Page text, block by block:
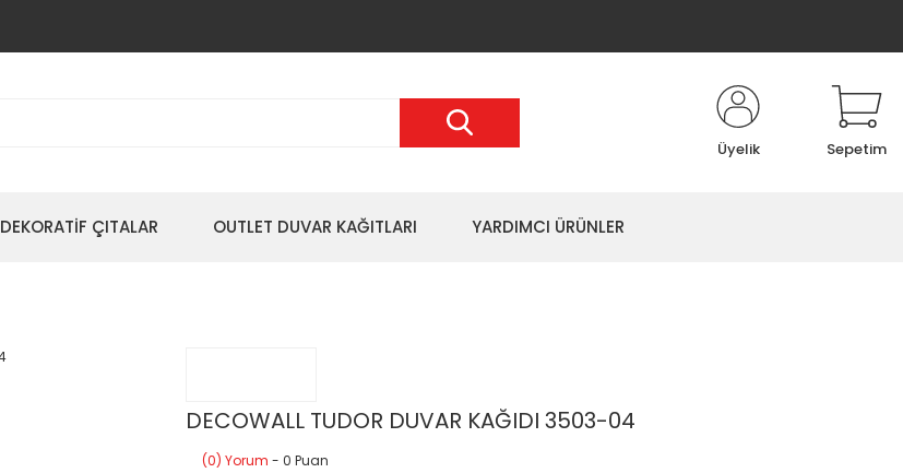
Üyelik Sepetim
DEKORATİF ÇITALAR OUTLET DUVAR KAĞITLARI YARDIMCI ÜRÜNLER
DECOWALL TUDOR DUVAR KAĞIDI 3503-04
(0) Yorum - 0 Puan